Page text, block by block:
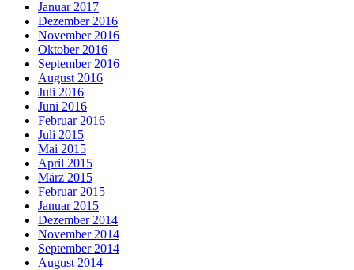
Januar 2017
Dezember 2016
November 2016
Oktober 2016
September 2016
August 2016
Juli 2016
Juni 2016
Februar 2016
Juli 2015
Mai 2015
April 2015
März 2015
Februar 2015
Januar 2015
Dezember 2014
November 2014
September 2014
August 2014